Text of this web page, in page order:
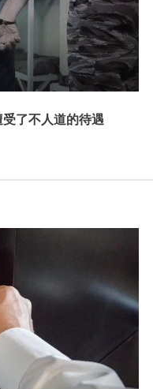
了不人道的待遇